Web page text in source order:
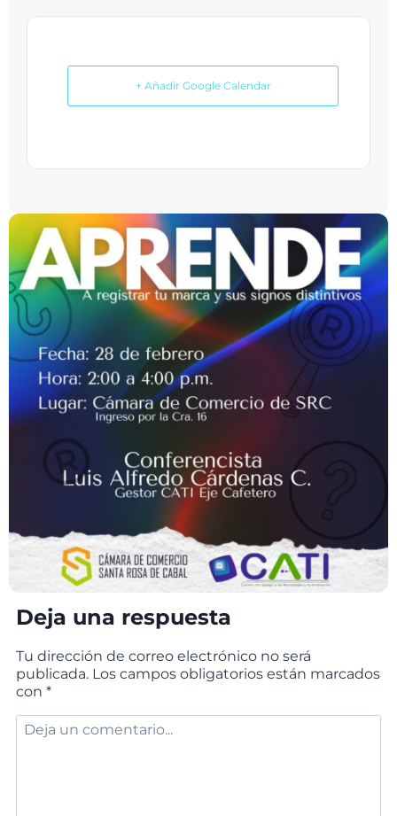
+ Añadir Google Calendar
Deja una respuesta
Tu dirección de correo electrónico no será
publicada. Los campos obligatorios están marcados
con *